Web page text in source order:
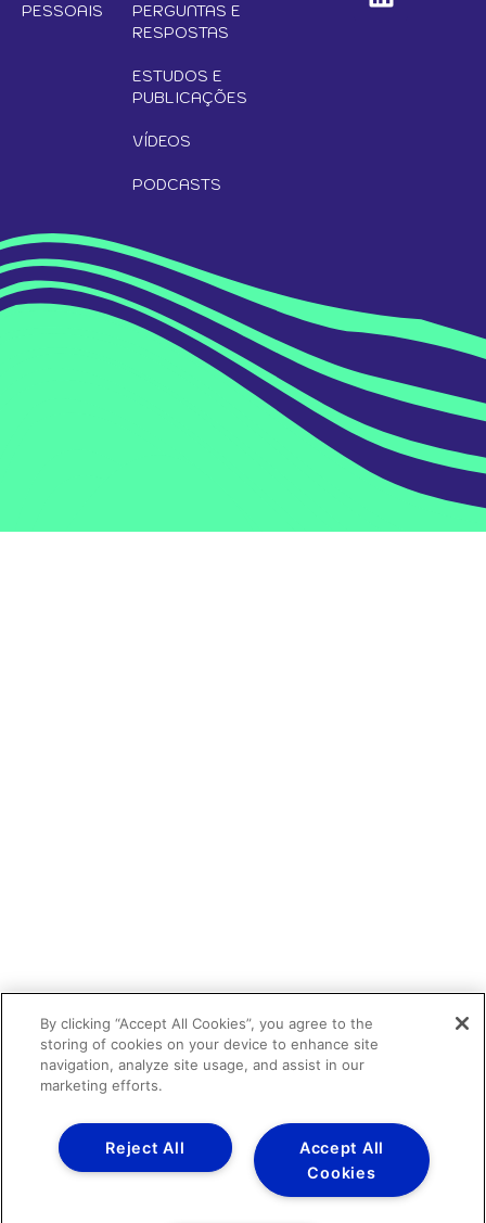
PESSOAIS
PERGUNTAS E
RESPOSTAS
ESTUDOS E
PUBLICAÇÕES
VÍDEOS
PODCASTS
By clicking “Accept All Cookies”, you agree to the
storing of cookies on your device to enhance site
navigation, analyze site usage, and assist in our
marketing efforts.
Accept All
Cookies
Reject All